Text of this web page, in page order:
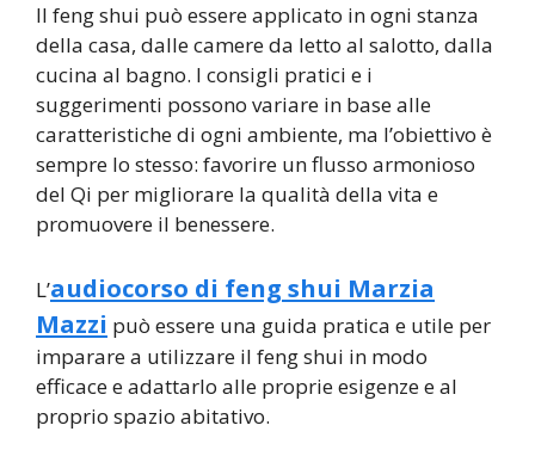
Il feng shui può essere applicato in ogni stanza
della casa, dalle camere da letto al salotto, dalla
cucina al bagno. I consigli pratici e i
suggerimenti possono variare in base alle
caratteristiche di ogni ambiente, ma l’obiettivo è
sempre lo stesso: favorire un flusso armonioso
del Qi per migliorare la qualità della vita e
promuovere il benessere.
L’audiocorso di feng shui Marzia
Mazzi può essere una guida pratica e utile per
imparare a utilizzare il feng shui in modo
efficace e adattarlo alle proprie esigenze e al
proprio spazio abitativo.